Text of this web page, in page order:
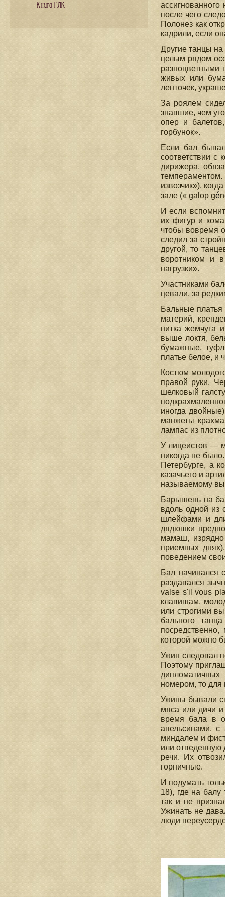
после чего
Полонез как
кадрили, если
Другие танцы
целым рядом
разноцветными
живых или
ленточек,
За роялем
знавшие, чем
опер и
горбунок».
Если бал
соответствии с
дирижера,
извозчик»),
зале (« galop gén
И если
их фигур и
чтобы вовремя
следил за
другой, то
воротником и
нагрузки».
Участниками
цевали, за
Бальные
материй,
нитка жемчуга
выше локтя,
бумажные,
платье белое, и
Костюм
правой руки.
шелковый
иногда
манжеты
лампас из
У лицеистов —
никогда не
Петербурге, а
казачьего и
называемому
Барышень на
вдоль одной из
шлейфами и
дядюшки
мамаш,
приемных
поведением
Бал начинался
раздавался
valse s'il vous
клавишам,
или строгими
бального
которой можно
Ужин следовал
Поэтому
номером, то
Ужины бывали
мяса или дичи
время бала в
апельсинами,
миндалем и
или отведенную
речи. Их
горничные.
И подумать
18), где на балу
так и не
Ужинать не
люди
Книги ГЛК